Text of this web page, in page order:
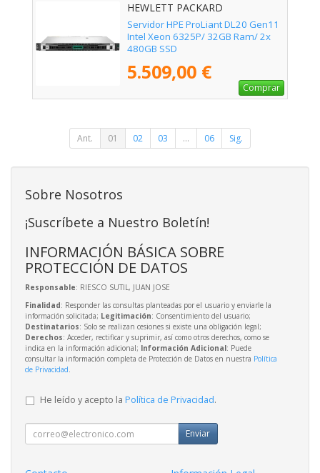
HEWLETT PACKARD
ENTERPRISE - P87465-425
Servidor HPE ProLiant DL20 Gen11
Intel Xeon 6325P/ 32GB Ram/ 2x
480GB SSD
5.509,00 €
Comprar
Ant. 01 02 03 ... 06 Sig.
Sobre Nosotros
¡Suscríbete a Nuestro Boletín!
INFORMACIÓN BÁSICA SOBRE
PROTECCIÓN DE DATOS
Responsable: RIESCO SUTIL, JUAN JOSE
Finalidad: Responder las consultas planteadas por el usuario y enviarle la
información solicitada; Legitimación: Consentimiento del usuario;
Destinatarios: Solo se realizan cesiones si existe una obligación legal;
Derechos: Acceder, rectificar y suprimir, así como otros derechos, como se
indica en la información adicional; Información Adicional: Puede
consultar la información completa de Protección de Datos en nuestra Política
de Privacidad.
He leído y acepto la Política de Privacidad.
Enviar